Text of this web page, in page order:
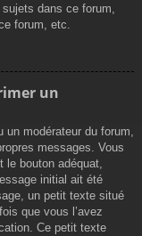
dans ce forum,
forum, etc.
un
modérateur du forum,
messages. Vous
le bouton adéquat,
initial ait été
un petit texte situé
que vous l’avez
Ce petit texte